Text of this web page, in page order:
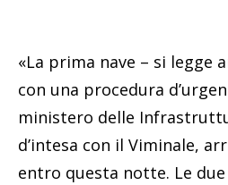
«La prima nave – si legge
con una procedura
ministero delle
d’intesa con il Viminale,
entro questa notte. Le